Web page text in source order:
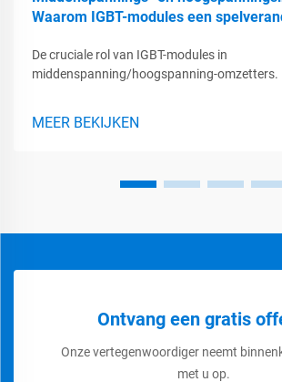
Waarom IGBT-modules een
De cruciale rol van IGBT-modules in
middenspanning/hoogspanning-omzetters.
het efficiënter maken van
MEER BEKIJKEN
Ontvang een gratis
Onze vertegenwoordiger neemt
met u op.